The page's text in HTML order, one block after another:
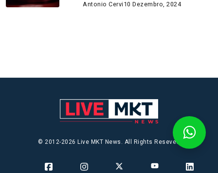
Antonio Cervi 10 Dezembro, 2024
© 2012-2026 Live MKT News. All Rights Reseved